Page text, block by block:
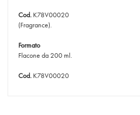
Cod. K78V00020
(Fragrance).
Formato
Flacone da 200 ml.
Cod. K78V00020